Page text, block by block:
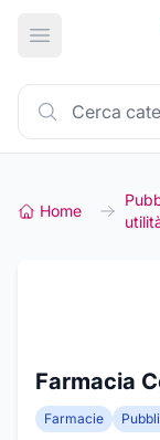
Apri menu
Home
Farmacia
Farmacie